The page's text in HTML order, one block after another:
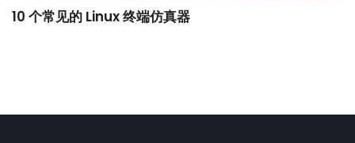
10 个常见的 Linux 终端仿真器